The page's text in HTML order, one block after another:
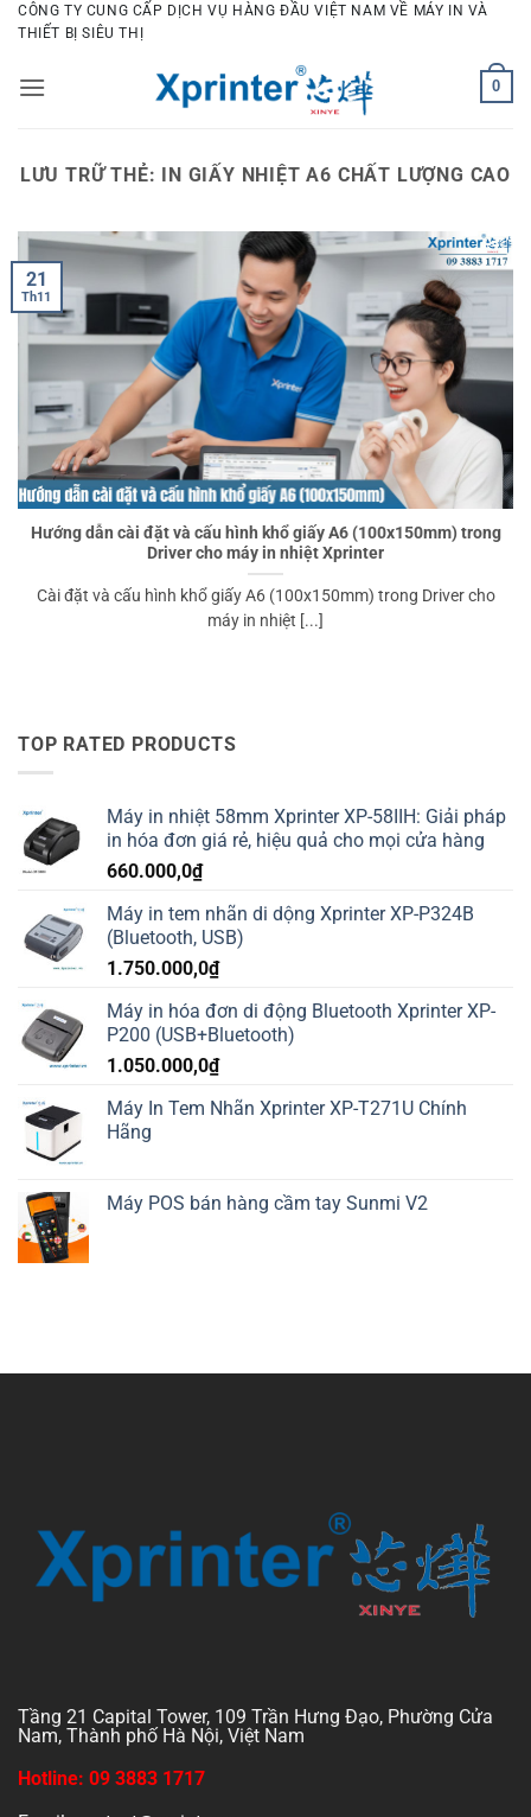
Bỏ
qua
dung
CÔNG TY CUNG CẤP DỊCH VỤ HÀNG ĐẦU VIỆT NAM VỀ MÁY IN VÀ
THIẾT BỊ SIÊU THỊ
0
LƯU TRỮ THẺ: IN GIẤY NHIỆT A6 CHẤT LƯỢNG CAO
Hướng dẫn cài đặt và cấu hình khổ giấy A6 (100x150mm) trong
Driver cho máy in nhiệt Xprinter
Cài đặt và cấu hình khổ giấy A6 (100x150mm) trong Driver cho
máy in nhiệt [...]
21
Th11
TOP RATED PRODUCTS
Máy in nhiệt 58mm Xprinter XP-58IIH: Giải pháp
in hóa đơn giá rẻ, hiệu quả cho mọi cửa hàng
660.000,0₫
Máy in tem nhãn di dộng Xprinter XP-P324B
(Bluetooth, USB)
1.750.000,0₫
Máy in hóa đơn di động Bluetooth Xprinter XP-
P200 (USB+Bluetooth)
1.050.000,0₫
Máy In Tem Nhãn Xprinter XP-T271U Chính
Hãng
Máy POS bán hàng cầm tay Sunmi V2
Tầng 21 Capital Tower, 109 Trần Hưng Đạo, Phường Cửa
Nam, Thành phố Hà Nội, Việt Nam
Hotline: 09 3883 1717